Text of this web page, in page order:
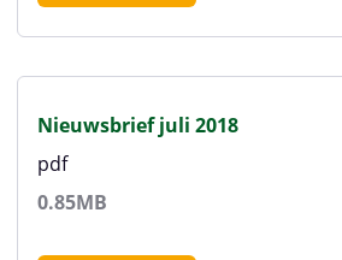
Nieuwsbrief juli 2018
pdf
0.85MB